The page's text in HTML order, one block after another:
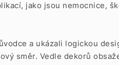
jako jsou nemocnice,
a ukázali logickou
směr. Vedle dekorů